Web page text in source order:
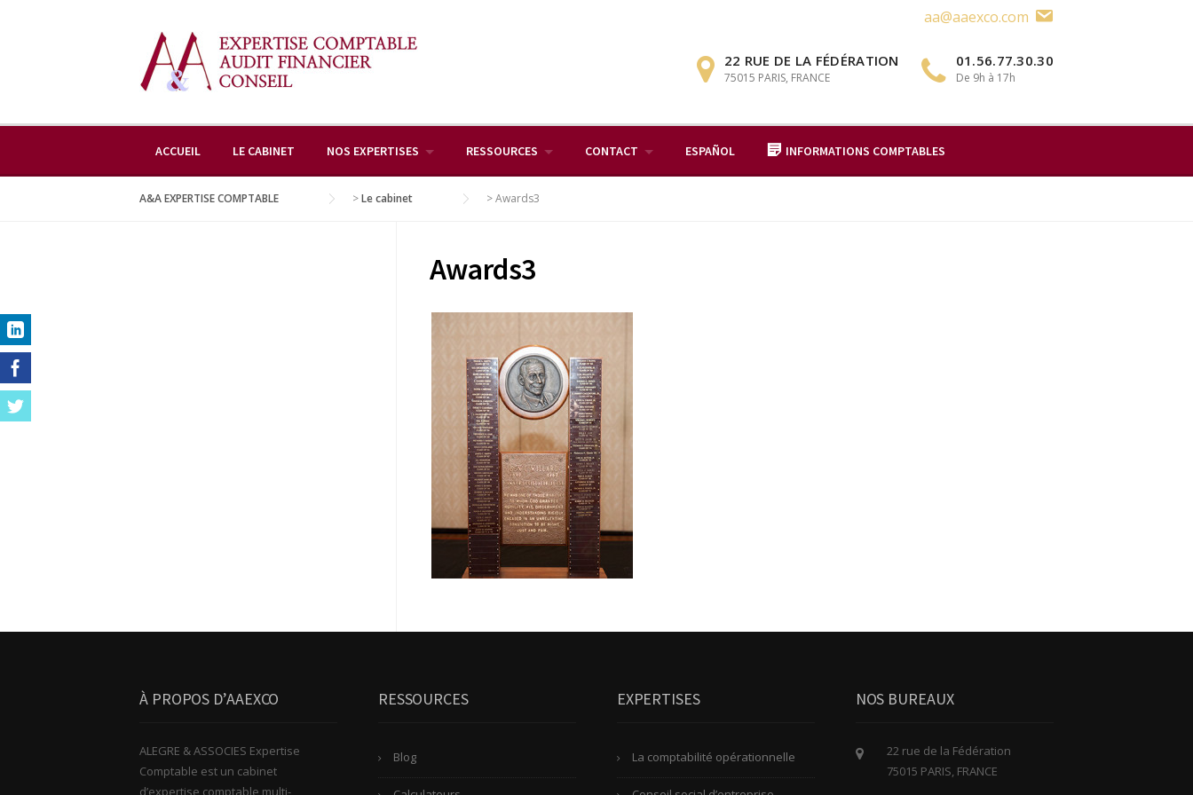
aa@aaexco.com
22 RUE DE LA FÉDÉRATION
75015 PARIS, FRANCE
01.56.77.30.30
De 9h à 17h
ACCUEIL LE CABINET NOS EXPERTISES RESSOURCES CONTACT ESPAÑOL INFORMATIONS COMPTABLES
A&A EXPERTISE COMPTABLE >Le cabinet >Awards3
Awards3
À PROPOS D’AAEXCO
ALEGRE & ASSOCIES Expertise
Comptable est un cabinet
d’expertise comptable multi-
RESSOURCES
Blog
EXPERTISES
La comptabilité opérationnelle
NOS BUREAUX
22 rue de la Fédération
75015 PARIS, FRANCE